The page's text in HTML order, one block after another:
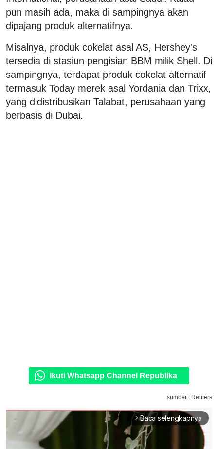
pun masih ada, maka di sampingnya akan
dipajang produk alternatifnya.
Misalnya, produk cokelat asal AS, Hershey's
tersedia di stasiun pengisian BBM milik Shell. Di
sampingnya, terdapat produk cokelat alternatif
termasuk Today merek asal Yordania dan Trixx,
yang didistribusikan Talabat, perusahaan yang
berbasis di Dubai.
Ikuti Whatsapp Channel Republika
sumber : Reuters
arrow_forward_ios Baca selengkapnya